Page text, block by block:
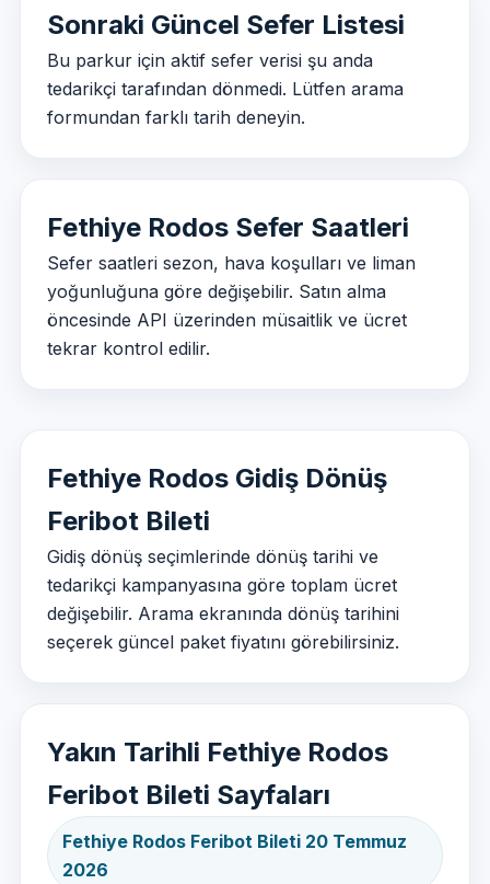
Sonraki Güncel Sefer Listesi
Bu parkur için aktif sefer verisi şu anda
tedarikçi tarafından dönmedi. Lütfen arama
formundan farklı tarih deneyin.
Fethiye Rodos Sefer Saatleri
Sefer saatleri sezon, hava koşulları ve liman
yoğunluğuna göre değişebilir. Satın alma
öncesinde API üzerinden müsaitlik ve ücret
tekrar kontrol edilir.
Fethiye Rodos Gidiş Dönüş
Feribot Bileti
Gidiş dönüş seçimlerinde dönüş tarihi ve
tedarikçi kampanyasına göre toplam ücret
değişebilir. Arama ekranında dönüş tarihini
seçerek güncel paket fiyatını görebilirsiniz.
Yakın Tarihli Fethiye Rodos
Feribot Bileti Sayfaları
Fethiye Rodos Feribot Bileti 20 Temmuz
2026